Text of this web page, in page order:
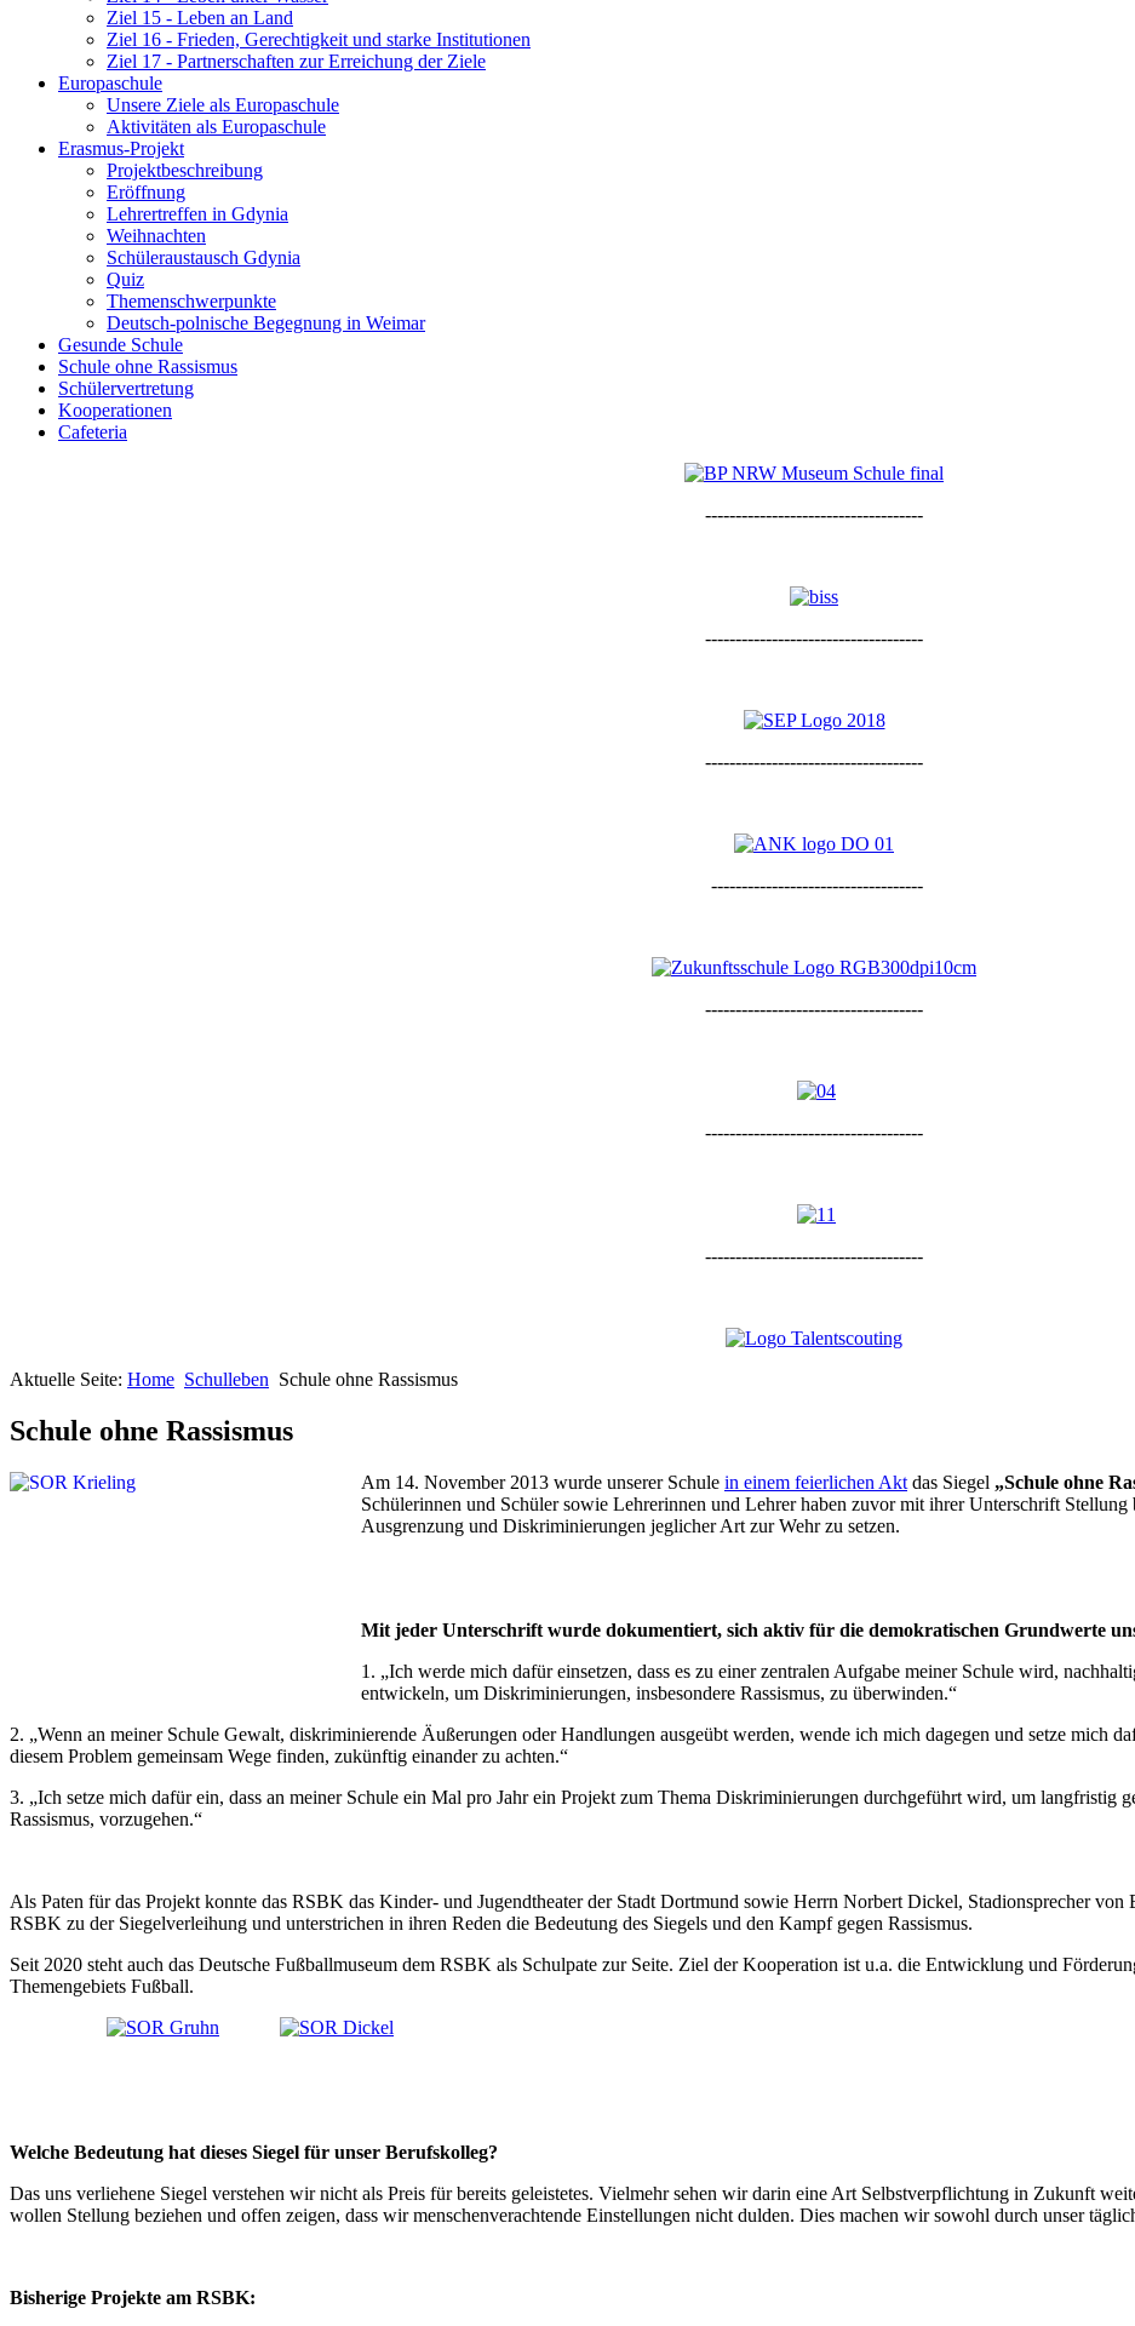
Ziel 15 - Leben an Land
Ziel 16 - Frieden, Gerechtigkeit und starke Institutionen
Ziel 17 - Partnerschaften zur Erreichung der Ziele
Europaschule
Unsere Ziele als Europaschule
Aktivitäten als Europaschule
Erasmus-Projekt
Projektbeschreibung
Eröffnung
Lehrertreffen in Gdynia
Weihnachten
Schüleraustausch Gdynia
Quiz
Themenschwerpunkte
Deutsch-polnische Begegnung in Weimar
Gesunde Schule
Schule ohne Rassismus
Schülervertretung
Kooperationen
Cafeteria
------------------------------------
------------------------------------
------------------------------------
-----------------------------------
------------------------------------
------------------------------------
------------------------------------
Aktuelle Seite: Home Schulleben Schule ohne Rassismus
Schule ohne Rassismus
Am 14. November 2013 wurde unserer Schule in einem feierlichen Akt das Siegel „Schule ohne
Schülerinnen und Schüler sowie Lehrerinnen und Lehrer haben zuvor mit ihrer Unterschrift Stellung
Ausgrenzung und Diskriminierungen jeglicher Art zur Wehr zu setzen.
Mit jeder Unterschrift wurde dokumentiert, sich aktiv für die demokratischen Grundwerte
1. „Ich werde mich dafür einsetzen, dass es zu einer zentralen Aufgabe meiner Schule wird,
entwickeln, um Diskriminierungen, insbesondere Rassismus, zu überwinden.“
2. „Wenn an meiner Schule Gewalt, diskriminierende Äußerungen oder Handlungen ausgeübt werden, wende ich mich dagegen und setze mich
diesem Problem gemeinsam Wege finden, zukünftig einander zu achten.“
3. „Ich setze mich dafür ein, dass an meiner Schule ein Mal pro Jahr ein Projekt zum Thema Diskriminierungen durchgeführt wird, um langfristig
Rassismus, vorzugehen.“
Als Paten für das Projekt konnte das RSBK das Kinder- und Jugendtheater der Stadt Dortmund sowie Herrn Norbert Dickel, Stadionsprecher
RSBK zu der Siegelverleihung und unterstrichen in ihren Reden die Bedeutung des Siegels und den Kampf gegen Rassismus.
Seit 2020 steht auch das Deutsche Fußballmuseum dem RSBK als Schulpate zur Seite. Ziel der Kooperation ist u.a. die Entwicklung und
Themengebiets Fußball.
Welche Bedeutung hat dieses Siegel für unser Berufskolleg?
Das uns verliehene Siegel verstehen wir nicht als Preis für bereits geleistetes. Vielmehr sehen wir darin eine Art Selbstverpflichtung in Zukunft
wollen Stellung beziehen und offen zeigen, dass wir menschenverachtende Einstellungen nicht dulden. Dies machen wir sowohl durch unser
Bisherige Projekte am RSBK: